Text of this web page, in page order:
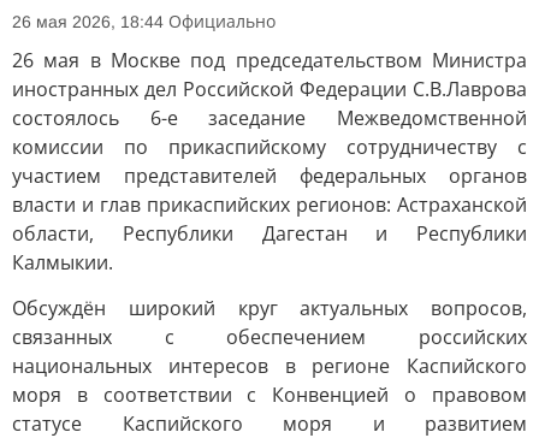
26 мая 2026, 18:44 Официально
26 мая в Москве под председательством Министра
иностранных дел Российской Федерации С.В.Лаврова
состоялось 6-е заседание Межведомственной
комиссии по прикаспийскому сотрудничеству с
участием представителей федеральных органов
власти и глав прикаспийских регионов: Астраханской
области, Республики Дагестан и Республики
Калмыкии.
Обсуждён широкий круг актуальных вопросов,
связанных с обеспечением российских
национальных интересов в регионе Каспийского
моря в соответствии с Конвенцией о правовом
статусе Каспийского моря и развитием